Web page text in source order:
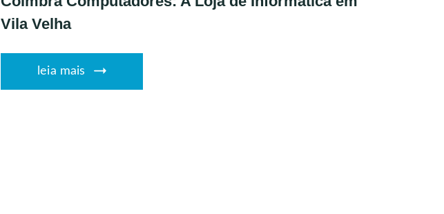
Vila Velha
leia mais